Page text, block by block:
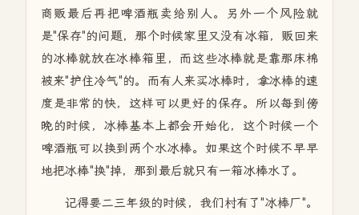
商贩最后再把啤酒瓶卖给别人。另外一个风险就
是"保存"的问题，那个时候家里又没有冰箱，贩回来
的冰棒就放在冰棒箱里，而这些冰棒就是靠那床棉
被来"护住冷气"的。而有人来买冰棒时，拿冰棒的速
度是非常的快，这样可以更好的保存。所以每到傍
晚的时候，冰棒基本上都会开始化，这个时候一个
啤酒瓶可以换到两个水冰棒。如果这个时候不早早
地把冰棒"换"掉，那到最后就只有一箱冰棒水了。
记得要二三年级的时候，我们村有了"冰棒厂"。